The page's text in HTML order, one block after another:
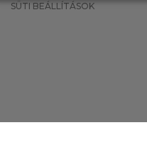
SÜTI BEÁLLÍTÁSOK